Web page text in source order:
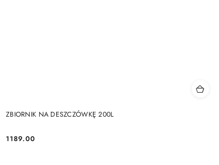
ZBIORNIK NA DESZCZÓWKĘ 200L
Cena:
1189.00